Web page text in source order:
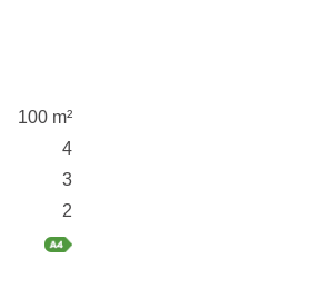
100 m²
4
3
2